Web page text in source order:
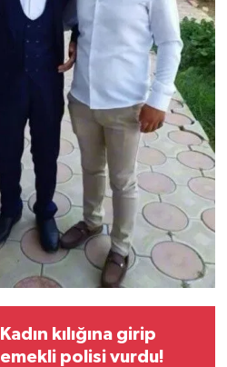
Kadın kılığına girip
emekli polisi vurdu!